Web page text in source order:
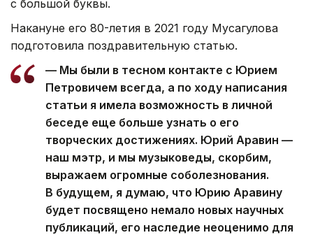
с большой буквы.
Накануне его 80-летия в 2021 году Мусагулова
подготовила поздравительную статью.
— Мы были в тесном контакте с Юрием
Петровичем всегда, а по ходу написания
статьи я имела возможность в личной
беседе еще больше узнать о его
творческих достижениях. Юрий Аравин —
наш мэтр, и мы музыковеды, скорбим,
выражаем огромные соболезнования.
В будущем, я думаю, что Юрию Аравину
будет посвящено немало новых научных
публикаций, его наследие неоценимо для